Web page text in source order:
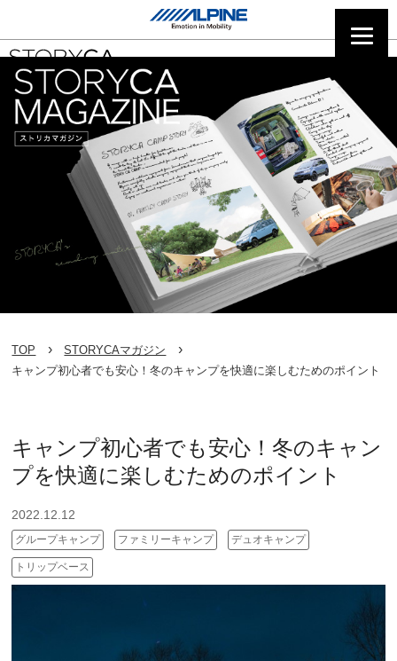
TOP
STORYCAマガジン
キャンプ初心者でも安心！冬のキャンプを快適に楽しむためのポイント
キャンプ初心者でも安心！冬のキャン
プを快適に楽しむためのポイント
2022.12.12
グループキャンプ ファミリーキャンプ デュオキャンプ
トリップベース